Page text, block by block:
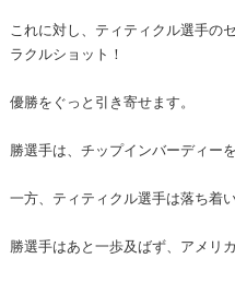
これに対し、ティティクル選手の
ラクルショット！
優勝をぐっと引き寄せます。
勝選手は、チップインバーディー
一方、ティティクル選手は落ち着
勝選手はあと一歩及ばず、アメリ